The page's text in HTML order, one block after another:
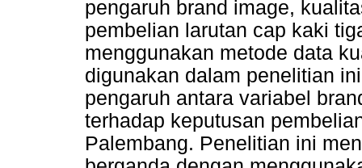
pengaruh brand image,
pembelian larutan cap kaki
menggunakan metode data
digunakan dalam penelitian
pengaruh antara variabel
terhadap keputusan
Palembang. Penelitian ini